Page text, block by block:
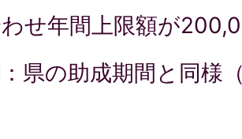
せ年間上限額が
：県の助成期間と同様